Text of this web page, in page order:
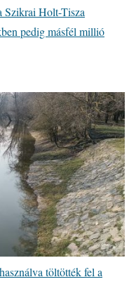
Szikrai Holt-Tisza
pedig másfél millió
töltötték fel a